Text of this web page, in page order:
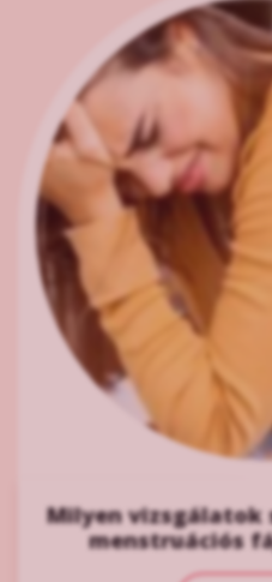
Milyen vizsgálatok
menstruációs